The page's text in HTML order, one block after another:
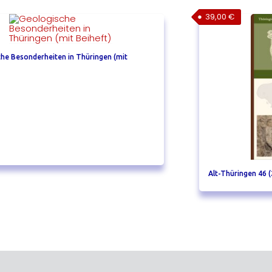
Besonderheiten in Thüringen (mit
Alt-Thüringen 46
39,00€